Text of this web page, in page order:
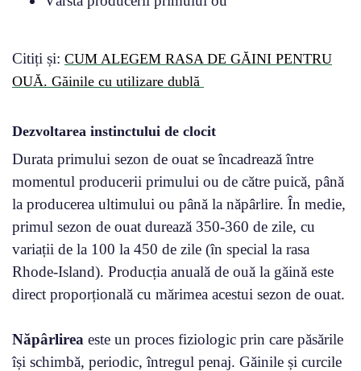
Citiți și: CUM ALEGEM RASA DE GĂINI PENTRU
OUĂ. Găinile cu utilizare dublă
Dezvoltarea instinctului de clocit
Durata primului sezon de ouat se încadrează între
momentul producerii primului ou de către puică, până
la producerea ultimului ou până la năpârlire. În medie,
primul sezon de ouat durează 350-360 de zile, cu
variații de la 100 la 450 de zile (în special la rasa
Rhode-Island). Producția anuală de ouă la găină este
direct proporțională cu mărimea acestui sezon de ouat.
Năpârlirea este un proces fiziologic prin care păsările
își schimbă, periodic, întregul penaj. Găinile și curcile